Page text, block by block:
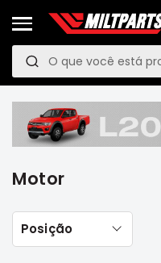
e
s
i
s
a
Pesquisa
LINKS
MANUTENÇÃO
PREVENTIVA
VEÍCULOS
Pajero
TR4
e
Motor
Posição